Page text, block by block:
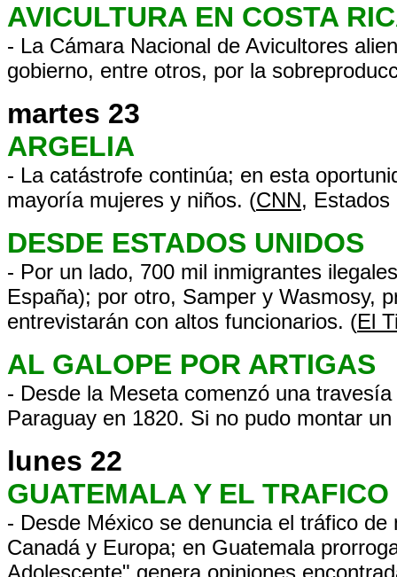
AVICULTURA EN COSTA
- La Cámara Nacional de Avicultores
gobierno, entre otros, por la
martes 23
ARGELIA
- La catástrofe continúa; en esta
mayoría mujeres y niños. (CNN, Estados
DESDE ESTADOS UNIDOS
- Por un lado, 700 mil inmigrantes
España); por otro, Samper y Wasmosy,
entrevistarán con altos funcionarios. (El
AL GALOPE POR ARTIGAS
- Desde la Meseta comenzó una
Paraguay en 1820. Si no pudo montar
lunes 22
GUATEMALA Y EL TRAFICO
- Desde México se denuncia el tráfico
Canadá y Europa; en Guatemala
Adolescente" genera opiniones